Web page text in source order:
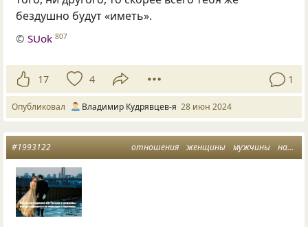
бездушно будут «иметь».
©SUok 807
17 4 1
Опубликовал Владимир Кудрявцев-я 28 июн 2024
отношения женщины мужчины настроение
#1993122